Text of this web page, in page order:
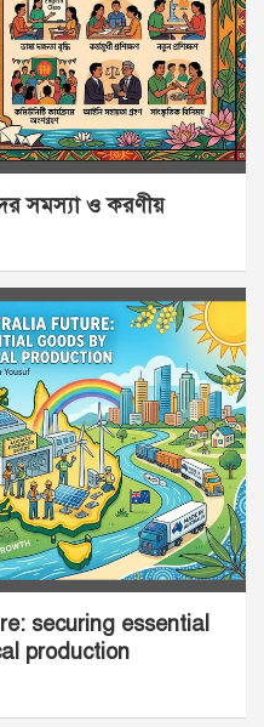
সমস্যা ও করণীয়
securing essential
production